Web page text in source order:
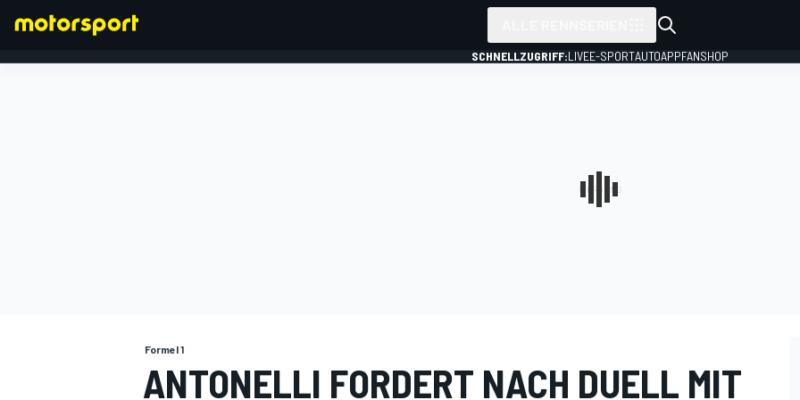
SCHNELLZUGRIFF:LIVEE-SPORTAUTOAPPFANSHOP
Formel 1
ANTONELLI FORDERT NACH DUELL MIT